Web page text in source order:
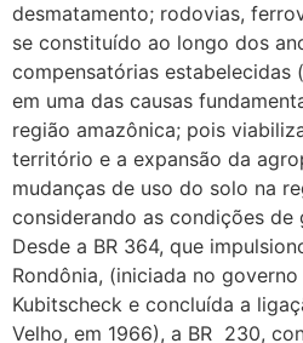
desmatamento; rodovias,
se constituído ao longo dos
compensatórias estabelecidas
em uma das causas
região amazônica; pois
território e a expansão da
mudanças de uso do solo na
considerando as condições de
Desde a BR 364, que
Rondônia, (iniciada no
Kubitscheck e concluída a
Velho, em 1966), a BR 230,